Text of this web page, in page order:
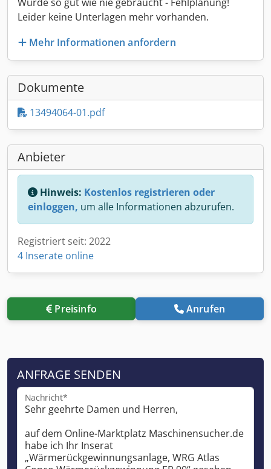
Leider keine Unterlagen mehr vorhanden.
Mehr Informationen anfordern
Dokumente
13494064-01.pdf
Anbieter
Hinweis: Kostenlos registrieren oder
einloggen, um alle Informationen abzurufen.
Registriert seit: 2022
4 Inserate online
Preisinfo Anrufen
ANFRAGE SENDEN
Nachricht*